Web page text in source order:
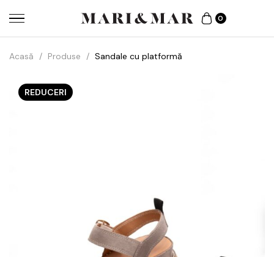
0
Acasă / Produse / Sandale cu platformă
REDUCERI